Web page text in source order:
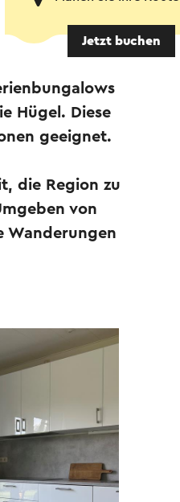
Jetzt buchen
Hügel. Diese
geeignet.
die Region zu
von
Wanderungen